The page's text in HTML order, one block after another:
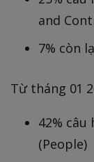
and
7% còn
Từ tháng 01
42%
(People)